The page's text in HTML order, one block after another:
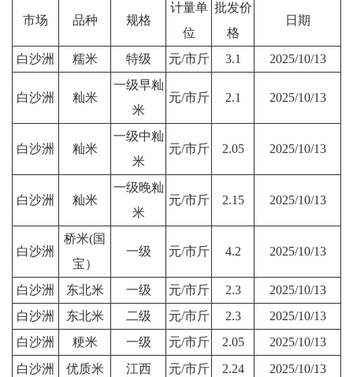
市场 品种 规格
计量单
位
批发价
格
日期
白沙洲 糯米 特级 元/市斤 3.1 2025/10/13
白沙洲 籼米
一级早籼
米
元/市斤 2.1 2025/10/13
白沙洲 籼米
一级中籼
米
元/市斤 2.05 2025/10/13
白沙洲 籼米
一级晚籼
米
元/市斤 2.15 2025/10/13
白沙洲
桥米(国
宝）
一级 元/市斤 4.2 2025/10/13
白沙洲 东北米 一级 元/市斤 2.3
2025/10/13
白沙洲
东北米 二级 元/市斤 2.3
2025/10/13
白沙洲
粳米 一级 元/市斤 2.05
2025/10/13
白沙洲
优质米 江西 元/市斤 2.24 2025/10/13